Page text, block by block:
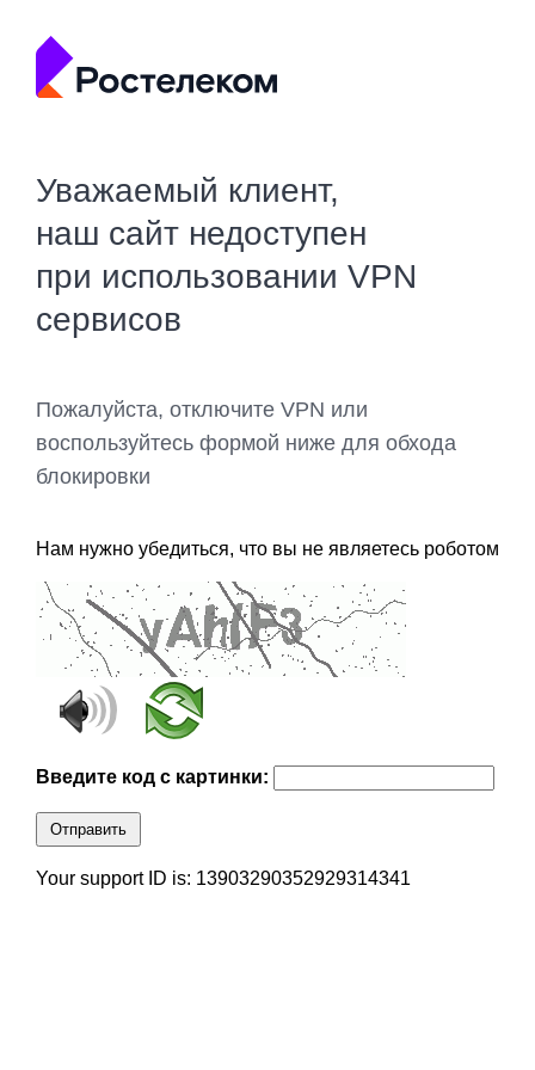
Уважаемый клиент,
наш сайт недоступен
при использовании VPN
сервисов
Пожалуйста, отключите VPN или
воспользуйтесь формой ниже для обхода
блокировки
Нам нужно убедиться, что вы не являетесь роботом
Введите код с картинки:
Отправить
Your support ID is: 13903290352929314341